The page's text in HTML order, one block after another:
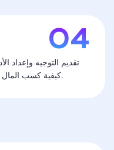
تقديم التوجيه وإعداد
كيفية كسب المال من خلال مشاركة الإنترنت الخاص بك.